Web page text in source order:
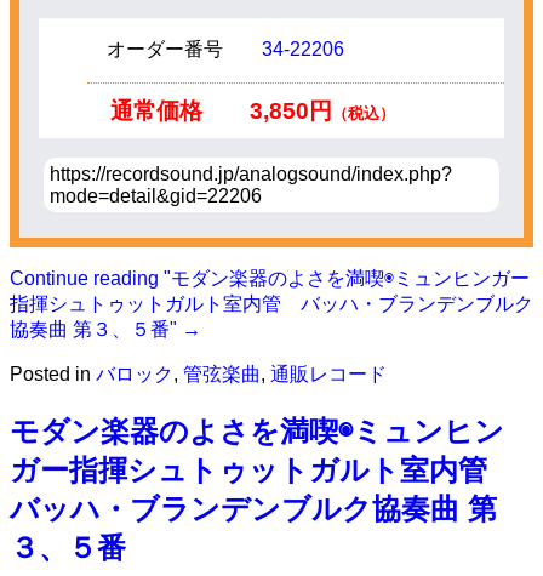
オーダー番号 34-22206
通常価格 3,850円 （税込）
https://recordsound.jp/analogsound/index.php?
mode=detail&gid=22206
Continue reading "モダン楽器のよさを満喫◉ミュンヒンガー
指揮シュトゥットガルト室内管 バッハ・ブランデンブルク
協奏曲 第３、５番" →
Posted in バロック, 管弦楽曲, 通販レコード
モダン楽器のよさを満喫◉ミュンヒン
ガー指揮シュトゥットガルト室内管
バッハ・ブランデンブルク協奏曲 第
３、５番